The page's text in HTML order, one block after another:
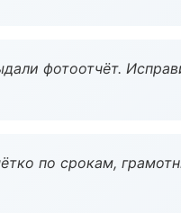
фотоотчёт.
по срокам,